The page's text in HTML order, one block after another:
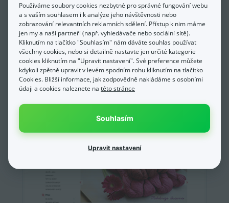
Používáme soubory cookies nezbytné pro správné fungování webu
a s vaším souhlasem i k analýze jeho návštěvnosti nebo
zobrazování relevantních reklamních sdělení. Přístup k nim máme
jen my a naši partneři (např. vyhledávače nebo sociální sítě).
Kliknutím na tlačítko "Souhlasím" nám dáváte souhlas používat
všechny cookies, nebo si detailně nastavte jen určité kategorie
cookies kliknutím na "Upravit nastavení". Své preference můžete
kdykoli zpětně upravit v levém spodním rohu kliknutím na tlačítko
Cookies. Bližší informace, jak zodpovědně nakládáme s osobními
údaji a cookies naleznete na této stránce
Souhlasím
Upravit nastavení